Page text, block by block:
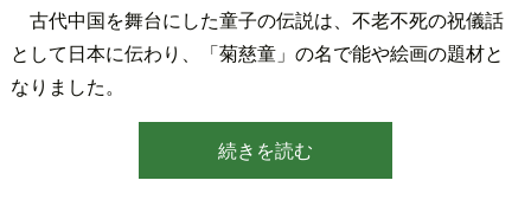
古代中国を舞台にした童子の伝説は、不老不死の祝儀話
として日本に伝わり、「菊慈童」の名で能や絵画の題材と
なりました。
続きを読む